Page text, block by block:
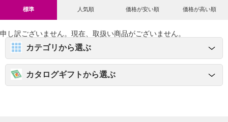
標準 人気順 価格が安い順 価格が高い順
申し訳ございません。現在、取扱い商品がございません。
カテゴリから選ぶ
カタログギフトから選ぶ